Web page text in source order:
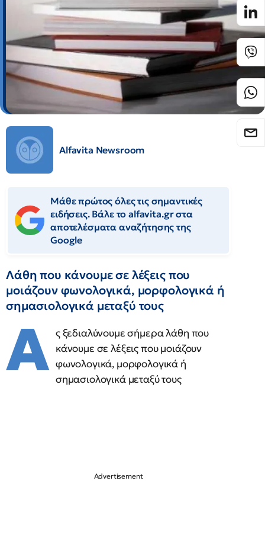
Alfavita Newsroom
Μάθε πρώτος όλες τις σημαντικές
ειδήσεις. Βάλε το alfavita.gr στα
αποτελέσματα αναζήτησης της
Google
Λάθη που κάνουμε σε λέξεις που
μοιάζουν φωνολογικά, μορφολογικά ή
σημασιολογικά μεταξύ τους
Α ς ξεδιαλύνουμε σήμερα λάθη που
κάνουμε σε λέξεις που μοιάζουν
φωνολογικά, μορφολογικά ή
σημασιολογικά μεταξύ τους